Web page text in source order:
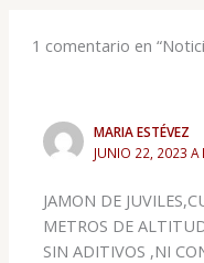
1 comentario en
MARIA ESTÉVEZ
JUNIO 22, 2023 A
JAMON DE
METROS DE
SIN ADITIVOS ,NI